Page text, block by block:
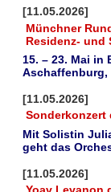
[11.05.2026]
Münchner
Residenz- und
15. – 23. Mai in
Aschaffenburg,
[11.05.2026]
Sonderkonzert
Mit Solistin
geht das
[11.05.2026]